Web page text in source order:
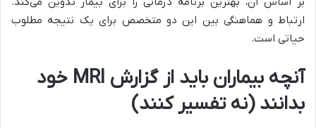
ارتباط و هماهنگی بین این دو متخصص برای یک نتیجه مطلوب
حیاتی است.
آنچه بیماران باید از گزارش MRI خود
بدانند (نه تفسیر کنند)